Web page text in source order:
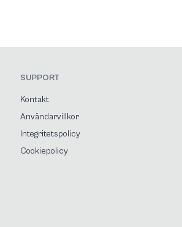
SUPPORT
Kontakt
Användarvillkor
Integritetspolicy
Cookiepolicy